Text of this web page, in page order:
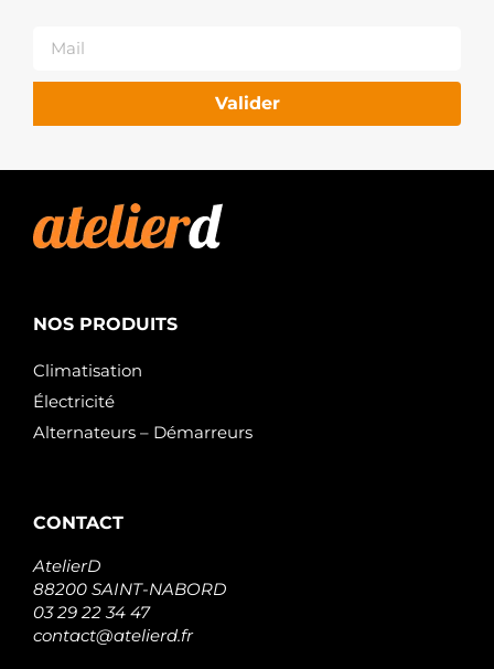
Valider
NOS PRODUITS
Climatisation
Électricité
Alternateurs – Démarreurs
CONTACT
AtelierD
88200 SAINT-NABORD
03 29 22 34 47
contact@atelierd.fr